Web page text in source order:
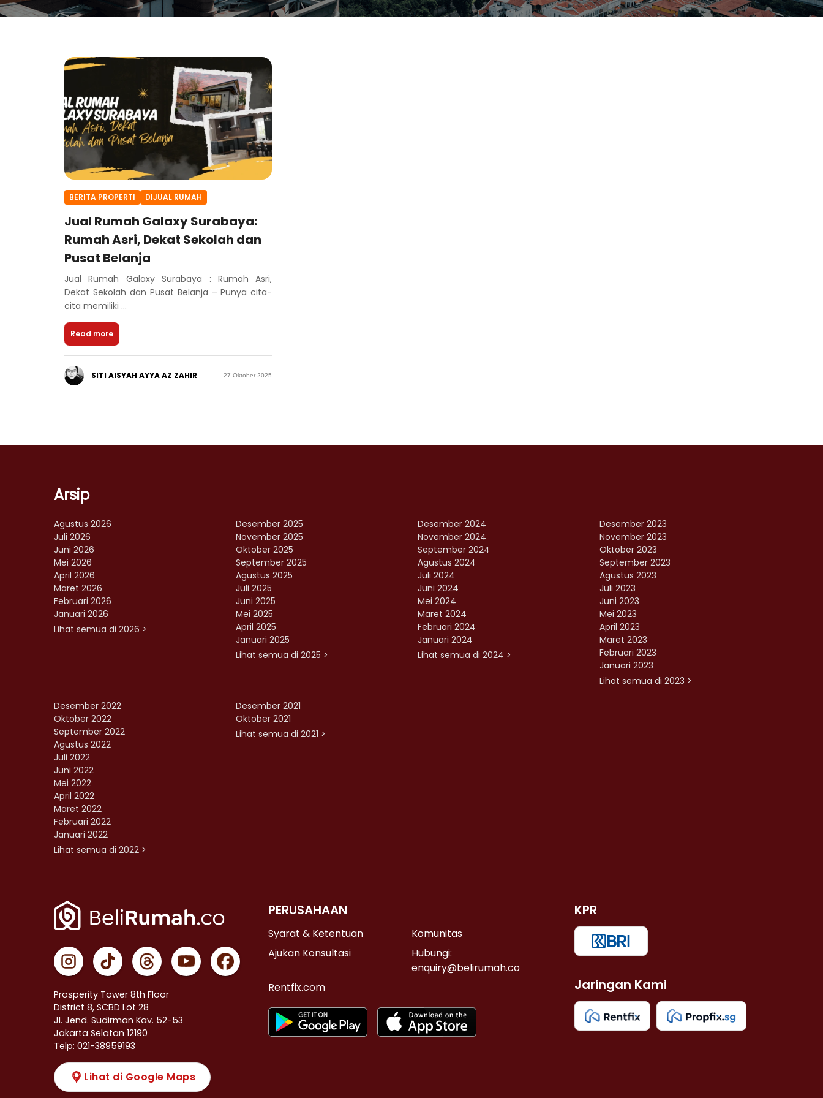
BERITA PROPERTI DIJUAL RUMAH
Jual Rumah Galaxy Surabaya:
Rumah Asri, Dekat Sekolah dan
Pusat Belanja
Jual Rumah Galaxy Surabaya : Rumah Asri,
Dekat Sekolah dan Pusat Belanja – Punya cita-
cita memiliki ...
Read more
SITI AISYAH AYYA AZ ZAHIR 27 Oktober 2025
Arsip
Agustus 2026
Juli 2026
Juni 2026
Mei 2026
April 2026
Maret 2026
Februari 2026
Januari 2026
Lihat semua di 2026 >
Desember 2025
November 2025
Oktober 2025
September 2025
Agustus 2025
Juli 2025
Juni 2025
Mei 2025
April 2025
Januari 2025
Lihat semua di 2025 >
Desember 2024
November 2024
September 2024
Agustus 2024
Juli 2024
Juni 2024
Mei 2024
Maret 2024
Februari 2024
Januari 2024
Lihat semua di 2024 >
Desember 2023
November 2023
Oktober 2023
September 2023
Agustus 2023
Juli 2023
Juni 2023
Mei 2023
April 2023
Maret 2023
Februari 2023
Januari 2023
Lihat semua di 2023 >
Desember 2022
Oktober 2022
September 2022
Agustus 2022
Juli 2022
Juni 2022
Mei 2022
April 2022
Maret 2022
Februari 2022
Januari 2022
Lihat semua di 2022 >
Desember 2021
Oktober 2021
Lihat semua di 2021 >
Prosperity Tower 8th Floor
District 8, SCBD Lot 28
JI. Jend. Sudirman Kav. 52-53
Jakarta Selatan 12190
Telp: 021-38959193
Lihat di Google Maps
PERUSAHAAN
Syarat & Ketentuan
Komunitas
Ajukan Konsultasi
Hubungi:
enquiry@belirumah.co
Rentfix.com
KPR
Jaringan Kami